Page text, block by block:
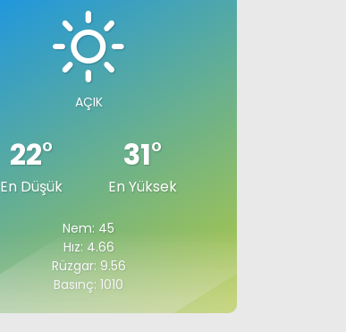
AÇIK
22°
En Düşük
31°
En Yüksek
Nem: 45
Hız: 4.66
Rüzgar: 9.56
Basınç: 1010